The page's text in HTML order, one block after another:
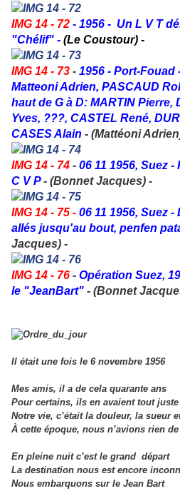
IMG 14 - 72 - 1956 - Un L V T
"Chélif" - (Le Coustour) -
IMG 14 - 73 - 1956 - Port-Fouad
Matteoni Adrien, PASCAUD
haut de G à D: MARTIN Pierre,
Yves, ???, CASTEL René,
CASES Alain - (Mattéoni
IMG 14 - 74 - 06 11 1956, Suez
C V P- (Bonnet Jacques) -
IMG 14 - 75 - 06 11 1956, Suez
allés jusqu'au bout, penfen
Jacques) -
IMG 14 - 76 - Opération Suez,
le "JeanBart" - (Bonnet
Il était une fois le 6 novembre 1956
Mes amis, il a de cela quarante ans
Pour certains, ils en avaient tout
Notre vie, c’était la douleur, la sueur
À cette époque, nous n’avions rien
En pleine nuit c’est le grand départ
La destination nous est encore
Nous embarquons sur le Jean Bart